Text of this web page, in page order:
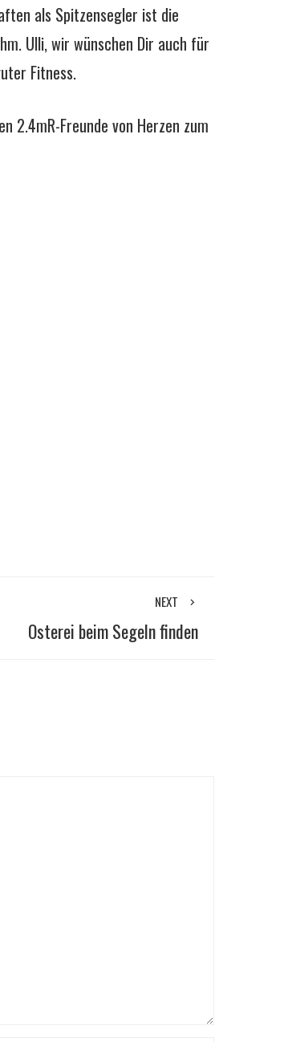
als Spitzensegler ist die
Ulli, wir wünschen Dir auch für
Fitness.
2.4mR-Freunde von Herzen zum
NEXT
Osterei beim Segeln finden